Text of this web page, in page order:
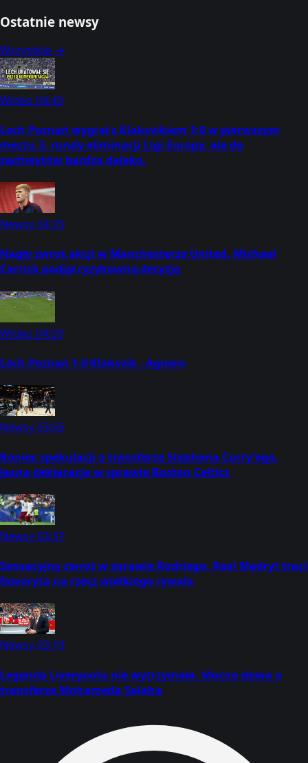
Ostatnie newsy
Wszystkie →
Wideo 04:40
Lech Poznań wygrał z Klaksvikiem 1:0 w pierwszym
meczu 3. rundy eliminacji Ligi Europy, ale do
zachwytów bardzo daleko.
Newsy04:25
Nagły zwrot akcji w Manchesterze United. Michael
Carrick podjął ryzykowną decyzję
Wideo 04:09
Lech Poznań 1-0 Klaksvik - Agnero
Newsy03:55
Koniec spekulacji o transferze Stephena Curry'ego.
Jasna deklaracja w sprawie Boston Celtics
Newsy03:37
Sensacyjny zwrot w sprawie Rodriego. Real Madryt traci
faworyta na rzecz wielkiego rywala
Newsy03:19
Legenda Liverpoolu nie wytrzymała. Mocne słowa o
transferze Mohameda Salaha